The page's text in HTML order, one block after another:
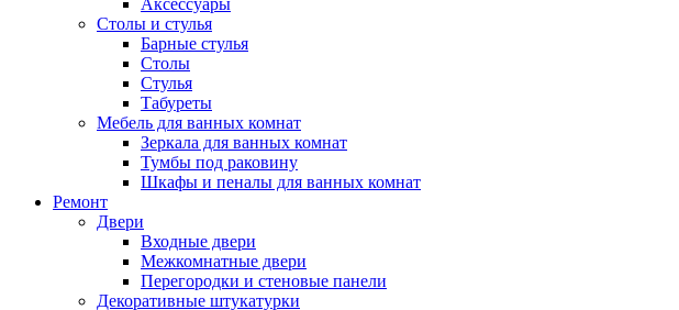
Аксессуары
Столы и стулья
Барные стулья
Столы
Стулья
Табуреты
Мебель для ванных комнат
Зеркала для ванных комнат
Тумбы под раковину
Шкафы и пеналы для ванных комнат
Ремонт
Двери
Входные двери
Межкомнатные двери
Перегородки и стеновые панели
Декоративные штукатурки